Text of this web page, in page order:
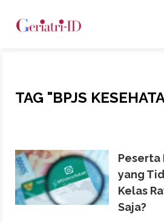
TAG "BPJS
Peserta
yang
Kelas
Saja?